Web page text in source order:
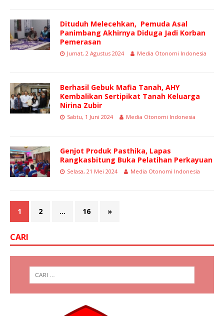
Dituduh Melecehkan, Pemuda Asal
Panimbang Akhirnya Diduga Jadi Korban
Pemerasan
Jumat, 2 Agustus 2024 Media Otonomi Indonesia
Berhasil Gebuk Mafia Tanah, AHY
Kembalikan Sertipikat Tanah Keluarga
Nirina Zubir
Sabtu, 1 Juni 2024 Media Otonomi Indonesia
Genjot Produk Pasthika, Lapas
Rangkasbitung Buka Pelatihan Perkayuan
Selasa, 21 Mei 2024 Media Otonomi Indonesia
1 2 … 16 »
CARI